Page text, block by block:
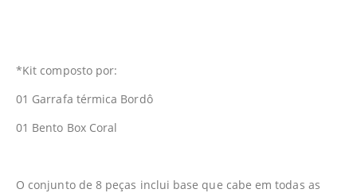
*Kit composto por:
01 Garrafa térmica Bordô
01 Bento Box Coral
O conjunto de 8 peças inclui base que cabe em todas as